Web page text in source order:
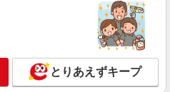
とりあえずキープ